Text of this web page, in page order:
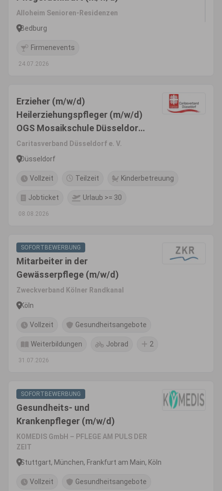
Alloheim Senioren-Residenzen
Bedburg
Firmenevents
24.07.2026
Erzieher (m/w/d)
Heilerziehungspfleger (m/w/d)
OGS Mosaikschule Düsseldorf-
Wersten
Caritasverband Düsseldorf e. V.
Düsseldorf
Vollzeit Teilzeit Kinderbetreuung
Jobticket Urlaub >= 30
08.08.2026
SOFORTBEWERBUNG
Mitarbeiter in der
Gewässerpflege (m/w/d)
Zweckverband Kölner Randkanal
Köln
Vollzeit Gesundheitsangebote
Weiterbildungen Jobrad 2
31.07.2026
SOFORTBEWERBUNG
Gesundheits- und
Krankenpfleger (m/w/d)
KOMEDIS GmbH – PFLEGE AM PULS DER
ZEIT
Stuttgart, München, Frankfurt am Main, Köln
Vollzeit Gesundheitsangebote